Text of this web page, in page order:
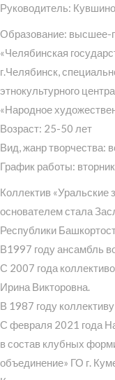
Руководитель:
Образование:
«Челябинская
г.Челябинск,
этнокультурного
«Народное
Возраст: 25-50 лет
Вид, жанр творчества:
График работы:
Коллектив «Уральские
основателем стала
Республики
В1997 году ансамбль
С 2007 года
Ирина Викторовна.
В 1987 году
С февраля 2021 года
в состав клубных
объединение» ГО г.